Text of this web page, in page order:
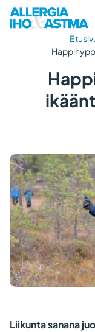
Liikunta sanana